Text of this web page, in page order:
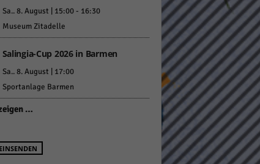
Sa.. 8. August | 15:00- 16:30
Museum Zitadelle
Salingia-Cup 2026 in Barmen
Sa.. 8. August | 17:00
Sportanlage Barmen
…
Externe Medien